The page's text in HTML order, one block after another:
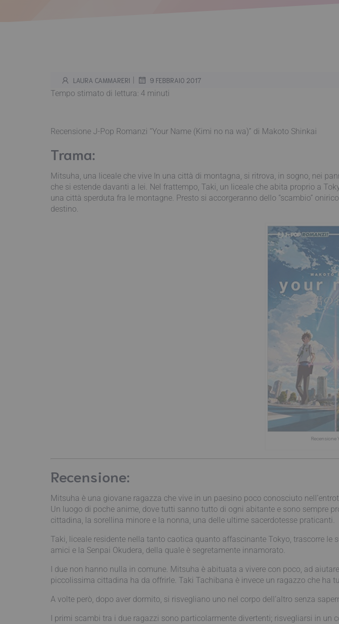
LAURA CAMMARERI | 9 FEBBRAIO 2017
Tempo stimato di lettura: 4 minuti
Recensione J-Pop Romanzi “Your Name (Kimi no na wa)” di Makoto Shinkai
Trama:
Mitsuha, una liceale che vive In una città di montagna, si ritrova, in sogno, nei
che si estende davanti a lei. Nel frattempo, Taki, un liceale che abita proprio a
una città sperduta fra le montagne. Presto si accorgeranno dello “scambio”
destino.
Recensione
Recensione:
Mitsuha è una giovane ragazza che vive in un paesino poco conosciuto
Un luogo di poche anime, dove tutti sanno tutto di ogni abitante e sono sempre
cittadina, la sorellina minore e la nonna, una delle ultime sacerdotesse praticanti.
Taki, liceale residente nella tanto caotica quanto affascinante Tokyo, trascorre
amici e la Senpai Okudera, della quale è segretamente innamorato.
I due non hanno nulla in comune. Mitsuha è abituata a vivere con poco, ad
piccolissima cittadina ha da offrirle. Taki Tachibana è invece un ragazzo che
A volte però, dopo aver dormito, si risvegliano uno nel corpo dell’altro senza
I primi scambi tra i due ragazzi sono particolarmente divertenti; risvegliarsi in